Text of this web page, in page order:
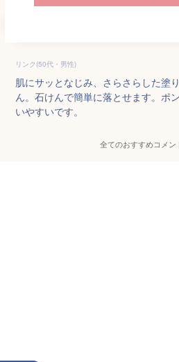
リンク(50代・男性)
肌にサッとなじみ、さらさらした塗
ん。石けんで簡単に落とせます。ポ
いやすいです。
全てのおすすめコメン